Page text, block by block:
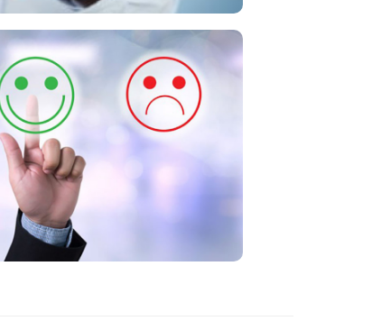
a la salud mental de los
trabajadores